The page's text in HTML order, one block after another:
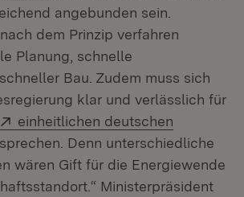
angebunden sein.
dem Prinzip verfahren
Planung, schnelle
Bau. Zudem muss sich
klar und verlässlich für
Extern:
einheitlichen deutschen
in neuem Fenster)
Denn unterschiedliche
wären Gift für die Energiewende
Ministerpräsident